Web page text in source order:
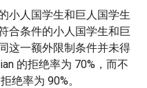
小人国学生和巨人国学生
合条件的小人国学生和巨
这一额外限制条件并未得
的拒绝率为 70%，而不
绝率为 90%。